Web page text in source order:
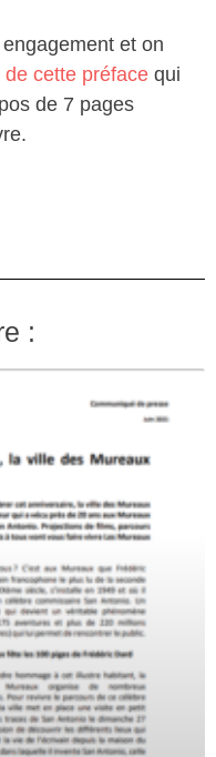
et on
de cette préface qui
de 7 pages
: